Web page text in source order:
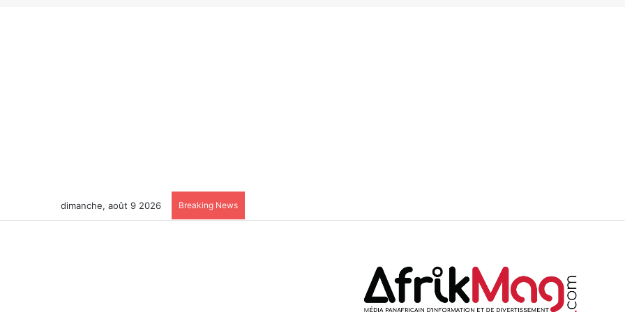
dimanche, août 9 2026 Breaking News